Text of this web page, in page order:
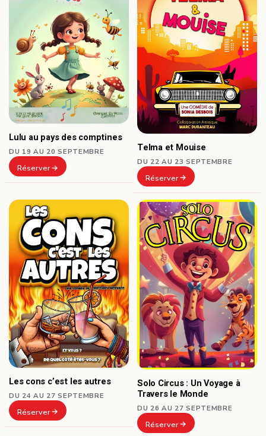
Lulu au pays des comptines
DU 19 AU 20 SEPTEMBRE
Réserver
Telma et Mouise
DU 22 AU 23 SEPTEMBRE
Réserver
Les cons c’est les autres
DU 24 AU 27 SEPTEMBRE
Réserver
Solo Circus : Un Voyage à
Travers le Monde
DU 26 AU 27 SEPTEMBRE
Réserver